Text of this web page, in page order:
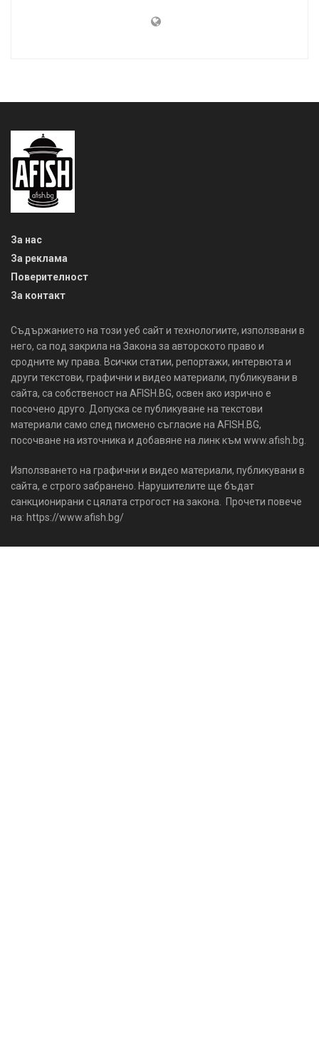
За нас
За реклама
Поверителност
За контакт
Съдържанието на този уеб сайт и технологиите, използвани в
него, са под закрила на Закона за авторското право и
сродните му права. Всички статии, репортажи, интервюта и
други текстови, графични и видео материали, публикувани в
сайта, са собственост на AFISH.BG, освен ако изрично е
посочено друго. Допуска се публикуване на текстови
материали само след писмено съгласие на AFISH.BG,
посочване на източника и добавяне на линк към www.afish.bg.
Използването на графични и видео материали, публикувани в
сайта, е строго забранено. Нарушителите ще бъдат
санкционирани с цялата строгост на закона. Прочети повече
на: https://www.afish.bg/